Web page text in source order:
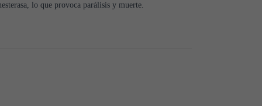
lo que provoca parálisis y muerte.